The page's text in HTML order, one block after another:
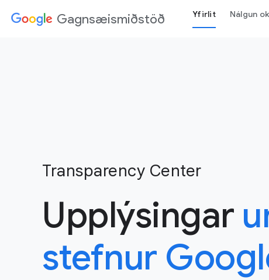
Gagnsæismiðstöð Yfirlit Nálgun
Transparency Center
Upplýsingar
stefnur